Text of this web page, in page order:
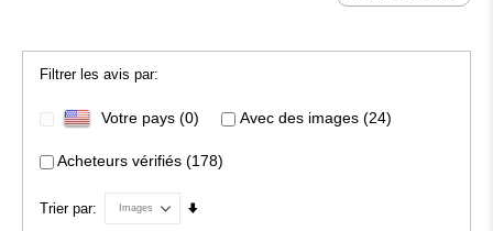
Filtrer les avis par:
Votre pays (0) Avec des images (24)
Acheteurs vérifiés (178)
Trier par
Par